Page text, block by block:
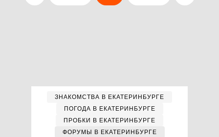
ЗНАКОМСТВА В ЕКАТЕРИНБУРГЕ
ПОГОДА В ЕКАТЕРИНБУРГЕ
ПРОБКИ В ЕКАТЕРИНБУРГЕ
ФОРУМЫ В ЕКАТЕРИНБУРГЕ